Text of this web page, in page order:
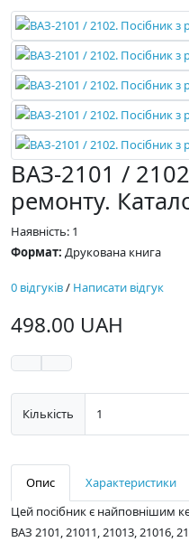
ВАЗ-2101 /
ремонту.
Наявність: 1
Формат: Друкована книга
0 відгуків/ Написати відгук
498.00 UAH
Кількість
Опис Характеристики
Цей посібник є найповнішим
ВАЗ 2101, 21011, 21013, 21016,